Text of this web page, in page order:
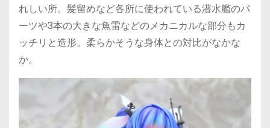
れしい所。髪留めなど各所に使われている潜水艦のパ
ーツや3本の大きな魚雷などのメカニカルな部分もカ
ッチリと造形。柔らかそうな身体との対比がなかな
か。